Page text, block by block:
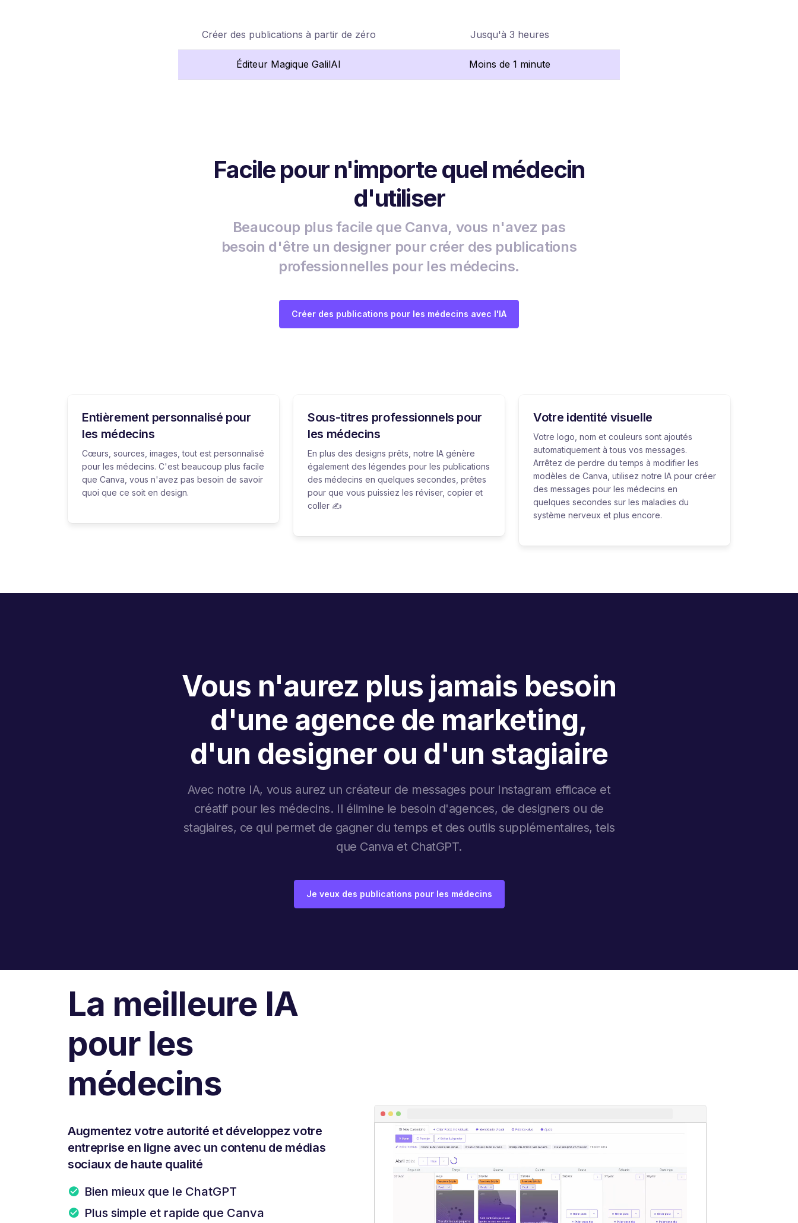
Créer des publications à partir de zéro Jusqu'à 3 heures
Éditeur Magique GalilAI Moins de 1 minute
Facile pour n'importe quel médecin
d'utiliser
Beaucoup plus facile que Canva, vous n'avez pas
besoin d'être un designer pour créer des publications
professionnelles pour les médecins.
Créer des publications pour les médecins avec l'IA
Entièrement personnalisé pour
les médecins
Cœurs, sources, images, tout est personnalisé
pour les médecins. C'est beaucoup plus facile
que Canva, vous n'avez pas besoin de savoir
quoi que ce soit en design.
Sous-titres professionnels pour
les médecins
En plus des designs prêts, notre IA génère
également des légendes pour les publications
des médecins en quelques secondes, prêtes
pour que vous puissiez les réviser, copier et
coller ✍️
Votre identité visuelle
Votre logo, nom et couleurs sont ajoutés
automatiquement à tous vos messages.
Arrêtez de perdre du temps à modifier les
modèles de Canva, utilisez notre IA pour créer
des messages pour les médecins en
quelques secondes sur les maladies du
système nerveux et plus encore.
Vous n'aurez plus jamais besoin
d'une agence de marketing,
d'un designer ou d'un stagiaire
Avec notre IA, vous aurez un créateur de messages pour Instagram efficace et
créatif pour les médecins. Il élimine le besoin d'agences, de designers ou de
stagiaires, ce qui permet de gagner du temps et des outils supplémentaires, tels
que Canva et ChatGPT.
Je veux des publications pour les médecins
La meilleure IA
pour les
médecins
Augmentez votre autorité et développez votre
entreprise en ligne avec un contenu de médias
sociaux de haute qualité
Bien mieux que le ChatGPT
Plus simple et rapide que Canva